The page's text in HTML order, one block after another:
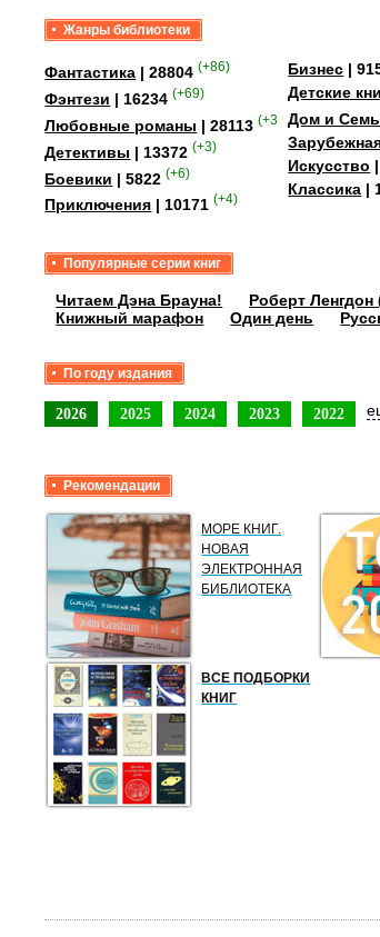
Жанры библиотеки
Фантастика | 28804 (+86)
Фэнтези | 16234 (+69)
Любовные романы | 28113 (+358)
Детективы | 13372 (+3)
Боевики | 5822 (+6)
Приключения | 10171 (+4)
Бизнес |
Детские
Дом и
Искусство
Классика |
Популярные серии книг
Читаем Дэна Брауна! Роберт
Книжный марафон
Один день
По году издания
2026 2025 2024 2023 2022
Рекомендации
МОРЕ КНИГ.
НОВАЯ
ЭЛЕКТРОННАЯ
БИБЛИОТЕКА
ВСЕ ПОДБОРКИ
КНИГ